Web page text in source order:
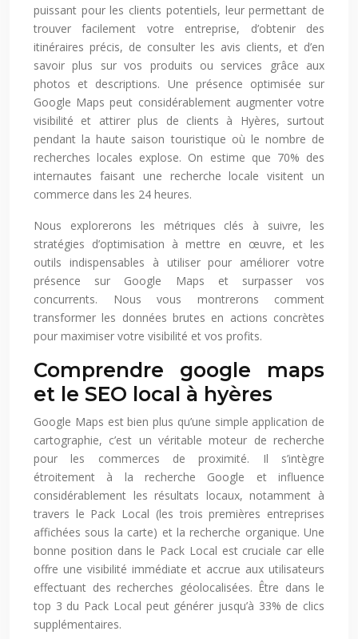
puissant pour les clients potentiels, leur permettant de
trouver facilement votre entreprise, d’obtenir des
itinéraires précis, de consulter les avis clients, et d’en
savoir plus sur vos produits ou services grâce aux
photos et descriptions. Une présence optimisée sur
Google Maps peut considérablement augmenter votre
visibilité et attirer plus de clients à Hyères, surtout
pendant la haute saison touristique où le nombre de
recherches locales explose. On estime que 70% des
internautes faisant une recherche locale visitent un
commerce dans les 24 heures.
Nous explorerons les métriques clés à suivre, les
stratégies d’optimisation à mettre en œuvre, et les
outils indispensables à utiliser pour améliorer votre
présence sur Google Maps et surpasser vos
concurrents. Nous vous montrerons comment
transformer les données brutes en actions concrètes
pour maximiser votre visibilité et vos profits.
Comprendre google maps
et le SEO local à hyères
Google Maps est bien plus qu’une simple application de
cartographie, c’est un véritable moteur de recherche
pour les commerces de proximité. Il s’intègre
étroitement à la recherche Google et influence
considérablement les résultats locaux, notamment à
travers le Pack Local (les trois premières entreprises
affichées sous la carte) et la recherche organique. Une
bonne position dans le Pack Local est cruciale car elle
offre une visibilité immédiate et accrue aux utilisateurs
effectuant des recherches géolocalisées. Être dans le
top 3 du Pack Local peut générer jusqu’à 33% de clics
supplémentaires.